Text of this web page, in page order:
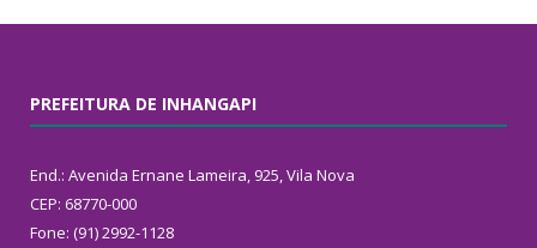
PREFEITURA DE INHANGAPI
End.: Avenida Ernane Lameira, 925, Vila Nova
CEP: 68770-000
Fone: (91) 2992-1128